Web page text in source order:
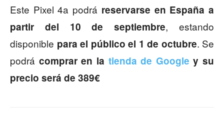
Este Pixel 4a podrá reservarse en España a
partir del 10 de septiembre, estando
disponible para el público el 1 de octubre. Se
podrá comprar en la tienda de Google y su
precio será de 389€